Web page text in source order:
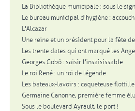
La Bibliothèque municipale : sous le
Le bureau municipal d'hygiène :
L'Alcazar
Une reine et un président pour la fête
Les trente dates qui ont marqué les
Georges Gobô : saisir l'insaisissable
Le roi René : un roi de légende
Les bateaux-lavoirs : caqueteuse flottille
Germaine Canonne, première femme
Sous le boulevard Ayrault, le port !